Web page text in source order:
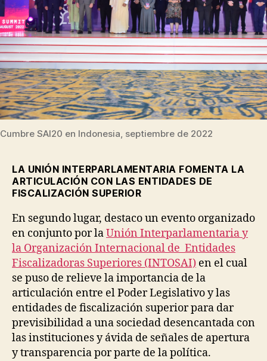
Cumbre SAI20 en Indonesia, septiembre de 2022
LA UNIÓN INTERPARLAMENTARIA FOMENTA LA
ARTICULACIÓN CON LAS ENTIDADES DE
FISCALIZACIÓN SUPERIOR
En segundo lugar, destaco un evento organizado
en conjunto por laUnión Interparlamentaria y
la Organización Internacional de Entidades
Fiscalizadoras Superiores (INTOSAI) en el cual
se puso de relieve la importancia de la
articulación entre el Poder Legislativo y las
entidades de fiscalización superior para dar
previsibilidad a una sociedad desencantada con
las instituciones y ávida de señales de apertura
y transparencia por parte de la política.